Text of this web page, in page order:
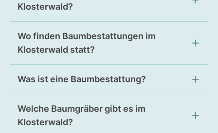
Klosterwald?
Wo finden Baumbestattungen im
Klosterwald statt?
Was ist eine Baumbestattung?
Welche Baumgräber gibt es im
Klosterwald?